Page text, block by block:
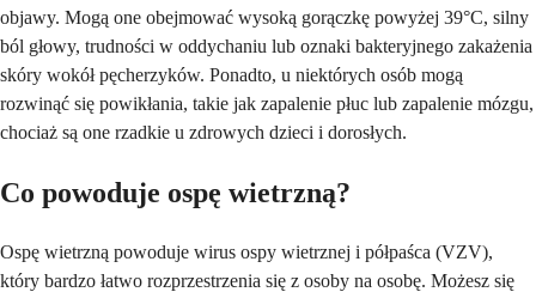
objawy. Mogą one obejmować wysoką gorączkę powyżej 39°C, silny
ból głowy, trudności w oddychaniu lub oznaki bakteryjnego zakażenia
skóry wokół pęcherzyków. Ponadto, u niektórych osób mogą
rozwinąć się powikłania, takie jak zapalenie płuc lub zapalenie mózgu,
chociaż są one rzadkie u zdrowych dzieci i dorosłych.
Co powoduje ospę wietrzną?
Ospę wietrzną powoduje wirus ospy wietrznej i półpaśca (VZV),
który bardzo łatwo rozprzestrzenia się z osoby na osobę. Możesz się